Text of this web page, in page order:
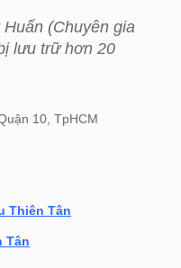
Huấn (Chuyên gia
lưu trữ hơn 20
10, TpHCM
Thiên Tân
Tân